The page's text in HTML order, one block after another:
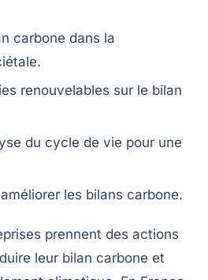
carbone dans la
.
renouvelables sur le bilan
du cycle de vie pour une
les bilans carbone.
prennent des actions
leur bilan carbone et